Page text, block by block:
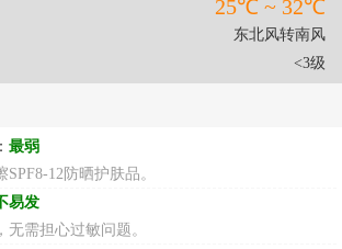
25℃ ~ 32℃
东北风转南风
<3级
最弱
12防晒护肤品。
易发
无需担心过敏问题。